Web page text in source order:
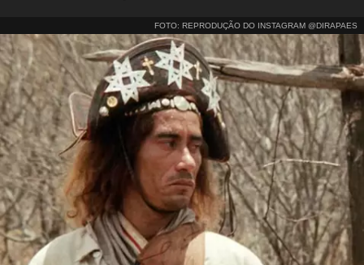
FOTO: REPRODUÇÃO DO INSTAGRAM @DIRAPAES